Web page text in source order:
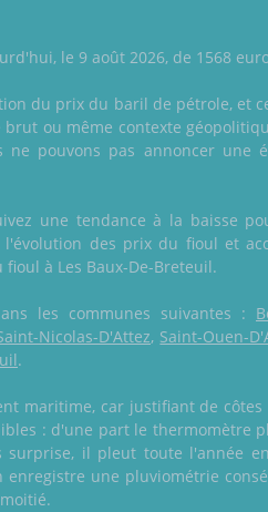
le 9 août 2026, de 1568
du prix du baril de pétrole, et
ou même contexte
pouvons pas annoncer une
une tendance à la baisse
des prix du fioul et
à Les Baux-De-Breteuil.
les communes suivantes :
Nicolas-D'Attez, Saint-Ouen-
.
maritime, car justifiant de
: d'une part le thermomètre
surprise, il pleut toute l'année
enregistre une pluviométrie